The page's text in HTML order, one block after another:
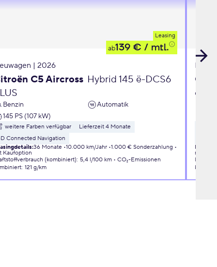
Leasing
ab139 € / mtl.
| 2026
C5 Aircross Hybrid 145 ë-DCS6
Benzin
Automatik
145 PS (107 kW)
weitere Farben verfügbar
Lieferzeit 4 Monate
Connected Navigation
:36 Monate 10.000 km/Jahr 1.000 € Sonderzahlung
Kaufoption
(kombiniert): 5,4 l/100 km
CO₂-Emissionen
: 121 g/km
mit